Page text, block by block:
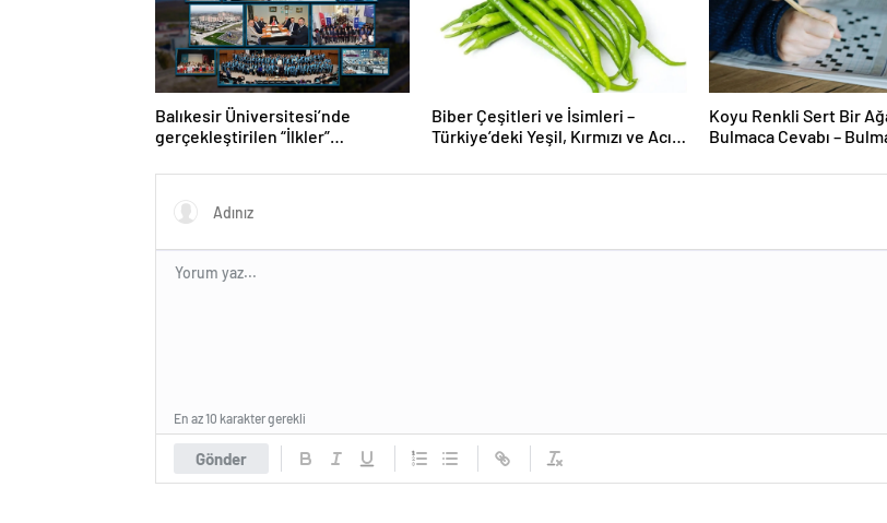
Balıkesir Üniversitesi’nde
gerçekleştirilen “İlkler”
şekillendiriyor
Biber Çeşitleri ve İsimleri –
Türkiye’deki Yeşil, Kırmızı ve Acı
Koyu Renkli Sert Bir
Bulmaca Cevabı –
Gönder
En az 10 karakter gerekli